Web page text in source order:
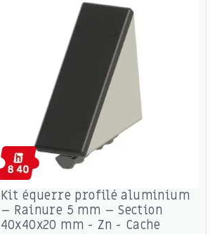
Kit équerre profilé aluminium
– Rainure 5 mm – Section
40x40x20 mm - Zn - Cache